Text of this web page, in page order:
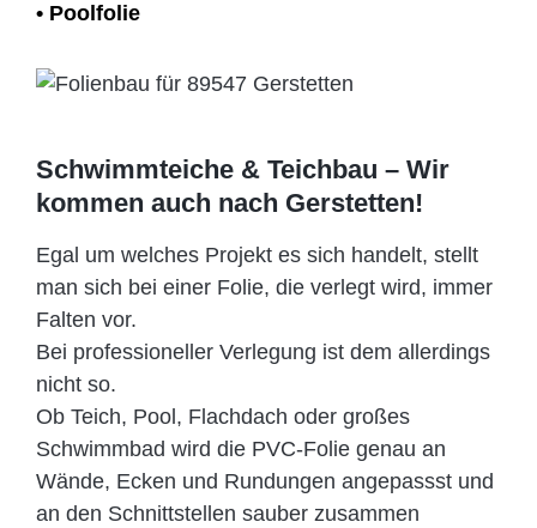
• Poolfolie
Schwimmteiche & Teichbau – Wir
kommen auch nach Gerstetten!
Egal um welches Projekt es sich handelt, stellt
man sich bei einer Folie, die verlegt wird, immer
Falten vor.
Bei professioneller Verlegung ist dem allerdings
nicht so.
Ob Teich, Pool, Flachdach oder großes
Schwimmbad wird die PVC-Folie genau an
Wände, Ecken und Rundungen angepassst und
an den Schnittstellen sauber zusammen